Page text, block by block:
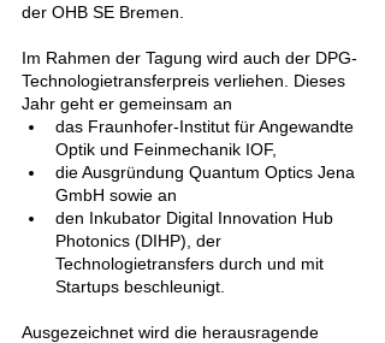
der OHB SE Bremen.
Im Rahmen der Tagung wird auch der DPG-
Technologietransferpreis verliehen. Dieses
Jahr geht er gemeinsam an
das Fraunhofer-Institut für Angewandte
Optik und Feinmechanik IOF,
die Ausgründung Quantum Optics Jena
GmbH sowie an
den Inkubator Digital Innovation Hub
Photonics (DIHP), der
Technologietransfers durch und mit
Startups beschleunigt.
Ausgezeichnet wird die herausragende